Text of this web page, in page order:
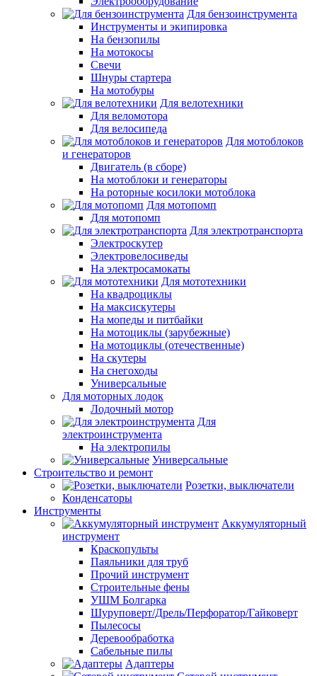
Для бензоинструмента
Инструменты и экипировка
На бензопилы
На мотокосы
Свечи
Шнуры стартера
На мотобуры
Для велотехники
Для веломотора
Для велосипеда
Для мотоблоков
и генераторов
Двигатель (в сборе)
На мотоблоки и генераторы
На роторные косилоки мотоблока
Для мотопомп
Для мотопомп
Для электротранспорта
Электроскутер
Электровелосиведы
На электросамокаты
Для мототехники
На квадроциклы
На максискутеры
На мопеды и питбайки
На мотоциклы (зарубежные)
На мотоциклы (отечественные)
На скутеры
На снегоходы
Универсальные
Для моторных лодок
Лодочный мотор
Для
электроинструмента
На электропилы
Универсальные
Строительство и ремонт
Розетки, выключатели
Конденсаторы
Инструменты
Аккумуляторный
инструмент
Краскопульты
Паяльники для труб
Прочий инструмент
Строительные фены
УШМ Болгарка
Шуруповерт/Дрель/Перфоратор/Гайковерт
Пылесосы
Деревообработка
Сабельные пилы
Адаптеры